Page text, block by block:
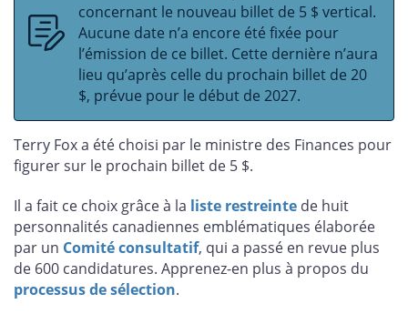
concernant le nouveau billet de 5 $ vertical.
Aucune date n’a encore été fixée pour
l’émission de ce billet. Cette dernière n’aura
lieu qu’après celle du prochain billet de 20
$, prévue pour le début de 2027.
Terry Fox a été choisi par le ministre des Finances pour
figurer sur le prochain billet de 5 $.
Il a fait ce choix grâce à la liste restreinte de huit
personnalités canadiennes emblématiques élaborée
par un Comité consultatif, qui a passé en revue plus
de 600 candidatures. Apprenez-en plus à propos du
processus de sélection.